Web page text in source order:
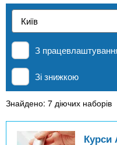
t
s
.
и
л
а
д
MBA
За
З
Зі знижкою
Знайдено: 7 діючих наборів
Курси